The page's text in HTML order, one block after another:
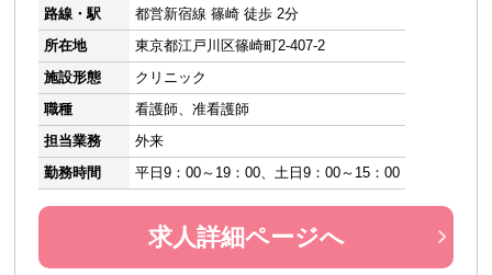
路線・駅
都営新宿線 篠崎 徒歩 2分
所在地
東京都江戸川区篠崎町2-407-2
施設形態
クリニック
職種
看護師、准看護師
担当業務
外来
勤務時間
平日9：00～19：00、土日9：00～15：00
求人詳細ページへ